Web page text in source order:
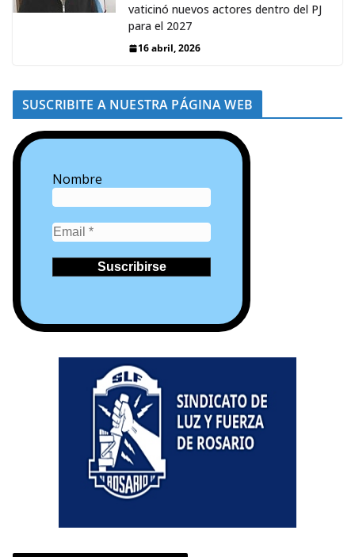
vaticinó nuevos actores dentro del PJ
para el 2027
16 abril, 2026
SUSCRIBITE A NUESTRA PÁGINA WEB
Nombre